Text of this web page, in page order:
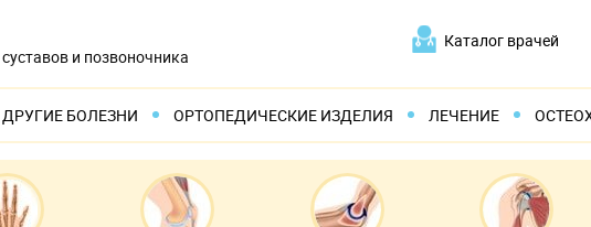
и позвоночника
Каталог врачей
ДРУГИЕ БОЛЕЗНИ ОРТОПЕДИЧЕСКИЕ ИЗДЕЛИЯ ЛЕЧЕНИЕ